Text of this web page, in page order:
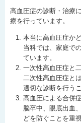
高血圧症の診断・治療
療を行っています。
本当に高血圧症か
当科では、家庭で
ています。
一次性高血圧症と
二次性高血圧症と
適切な診断を行う
高血圧による合併
脳卒中、眼底出血
どを防ぐことを重